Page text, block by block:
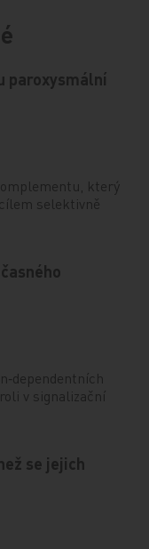
paroxysmální
který
selektivně
v signalizační
se jejich